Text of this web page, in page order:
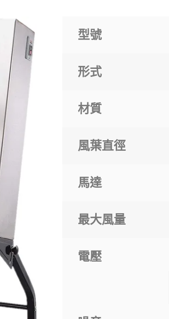
型號
形式
材質
風葉直徑
馬達
最大風量
電壓